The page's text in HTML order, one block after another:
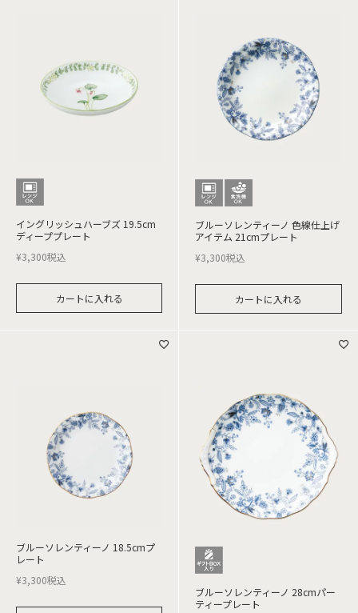
イングリッシュハーブズ 19.5cm
ディーププレート
¥3,300税込
カートに入れる
ブルーソレンティーノ 色線仕上げ
アイテム 21cmプレート
¥3,300税込
カートに入れる
ブルーソレンティーノ 18.5cmプ
レート
¥3,300税込
ブルーソレンティーノ 28cmパー
ティープレート